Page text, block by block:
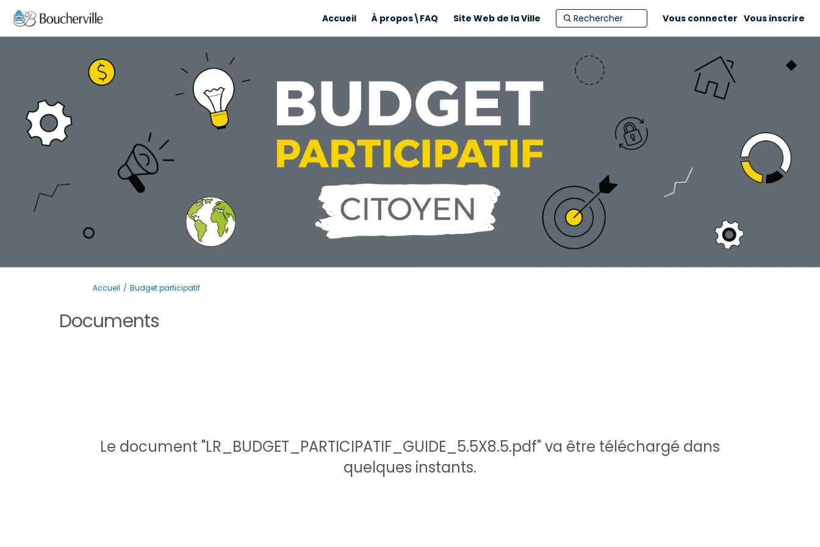
Accueil À propos\FAQ Site Web de la Ville Vous connecter Vous inscrire
Vous êtes ici:
Accueil Budget participatif
Documents
Le document "LR_BUDGET_PARTICIPATIF_GUIDE_5.5X8.5.pdf" va être téléchargé dans
quelques instants.